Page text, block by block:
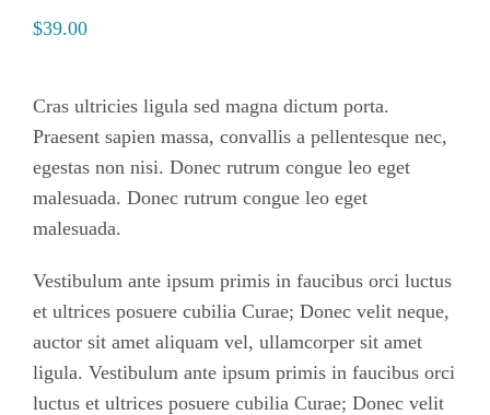
$39.00
Cras ultricies ligula sed magna dictum porta.
Praesent sapien massa, convallis a pellentesque nec,
egestas non nisi. Donec rutrum congue leo eget
malesuada. Donec rutrum congue leo eget
malesuada.
Vestibulum ante ipsum primis in faucibus orci luctus
et ultrices posuere cubilia Curae; Donec velit neque,
auctor sit amet aliquam vel, ullamcorper sit amet
ligula. Vestibulum ante ipsum primis in faucibus orci
luctus et ultrices posuere cubilia Curae; Donec velit